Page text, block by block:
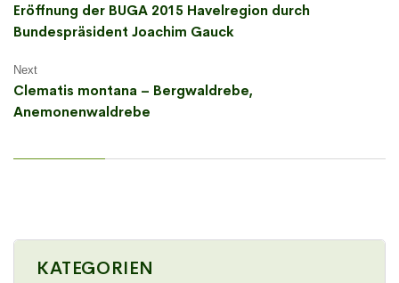
Eröffnung der BUGA 2015 Havelregion durch
Bundespräsident Joachim Gauck
Next
Clematis montana – Bergwaldrebe,
Anemonenwaldrebe
KATEGORIEN